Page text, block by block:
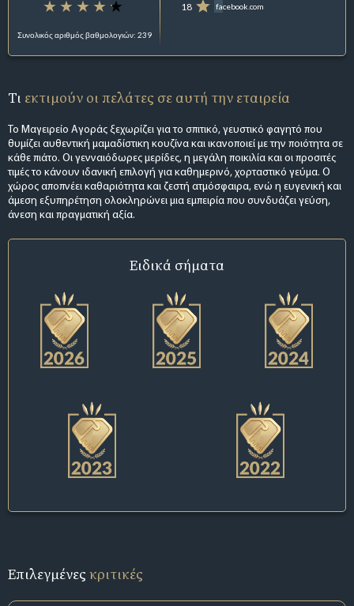
Συνολικός αριθμός βαθμολογιών: 239
18 facebook.com
Τι εκτιμούν οι πελάτες σε αυτή την εταιρεία
Το Μαγειρείο Αγοράς ξεχωρίζει για το σπιτικό, γευστικό φαγητό που
θυμίζει αυθεντική μαμαδίστικη κουζίνα και ικανοποιεί με την ποιότητα σε
κάθε πιάτο. Οι γενναιόδωρες μερίδες, η μεγάλη ποικιλία και οι προσιτές
τιμές το κάνουν ιδανική επιλογή για καθημερινό, χορταστικό γεύμα. Ο
χώρος αποπνέει καθαριότητα και ζεστή ατμόσφαιρα, ενώ η ευγενική και
άμεση εξυπηρέτηση ολοκληρώνει μια εμπειρία που συνδυάζει γεύση,
άνεση και πραγματική αξία.
Ειδικά σήματα
Επιλεγμένεςκριτικές